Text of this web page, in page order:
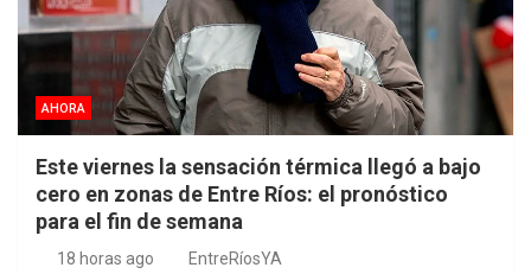
AHORA
Este viernes la sensación térmica llegó a bajo
cero en zonas de Entre Ríos: el pronóstico
para el fin de semana
18 horas ago EntreRíosYA